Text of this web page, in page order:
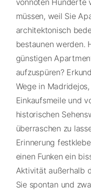
müssen, weil Sie
architektonisch
bestaunen werden.
günstigen
aufzuspüren?
Wege in
Einkaufsmeile und
historischen
überraschen zu
Erinnerung
einen Funken ein
Aktivität außerhalb
Sie spontan und